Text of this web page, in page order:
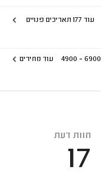
עוד 177 תאריכים פנויים
6900 - 4900
עוד מחירים
חוות דעת
17